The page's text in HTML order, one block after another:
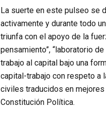
La suerte en este pulseo se
activamente y durante todo
triunfa con el apoyo de la
pensamiento”, “laboratorio
trabajo al capital bajo una
capital-trabajo con respeto a
civiles traducidos en mejores
Constitución Política.